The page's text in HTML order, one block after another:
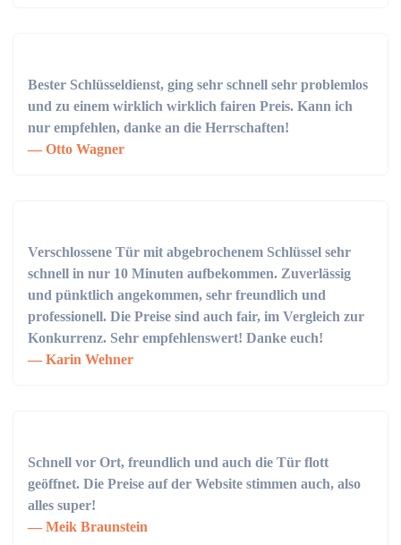
Bester Schlüsseldienst, ging sehr schnell sehr problemlos
und zu einem wirklich wirklich fairen Preis. Kann ich
nur empfehlen, danke an die Herrschaften!
Otto Wagner
Verschlossene Tür mit abgebrochenem Schlüssel sehr
schnell in nur 10 Minuten aufbekommen. Zuverlässig
und pünktlich angekommen, sehr freundlich und
professionell. Die Preise sind auch fair, im Vergleich zur
Konkurrenz. Sehr empfehlenswert! Danke euch!
Karin Wehner
Schnell vor Ort, freundlich und auch die Tür flott
geöffnet. Die Preise auf der Website stimmen auch, also
alles super!
Meik Braunstein